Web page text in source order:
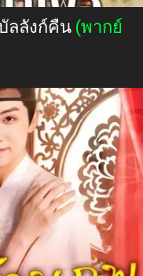
ลลังก์คืน (พากย์